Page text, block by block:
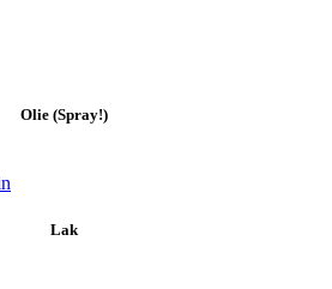
Olie (Spray!)
Lak